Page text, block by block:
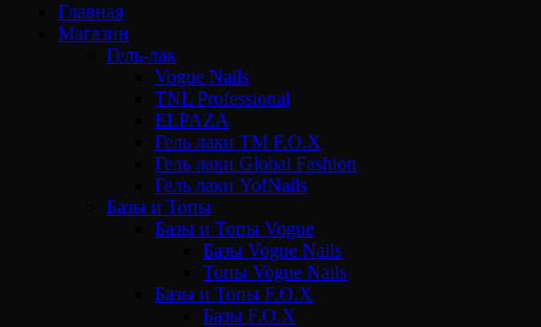
Главная
Магазин
Гель-лак
Vogue Nails
TNL Professional
ELPAZA
Гель лаки ТМ F.O.X
Гель лаки Global Fashion
Гель лаки Yo!Nails
Базы и Топы
Базы и Топы Vogue
Базы Vogue Nails
Топы Vogue Nails
Базы и Топы F.O.X
Базы F.O.X